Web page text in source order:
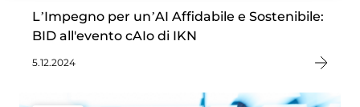
L’Impegno per un’AI Affidabile e Sostenibile:
BID all'evento cAIo di IKN
5.12.2024